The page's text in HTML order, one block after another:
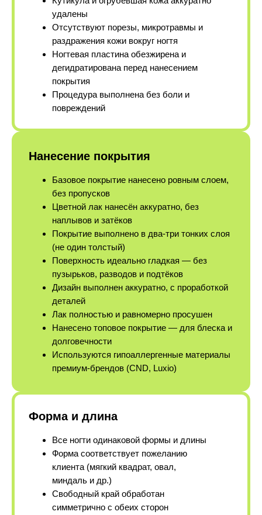
удалены
Отсутствуют порезы, микротравмы и
раздражения кожи вокруг ногтя
Ногтевая пластина обезжирена и
дегидратирована перед нанесением
покрытия
Процедура выполнена без боли и
повреждений
Нанесение покрытия
Базовое покрытие нанесено ровным слоем,
без пропусков
Цветной лак нанесён аккуратно, без
наплывов и затёков
Покрытие выполнено в два-три тонких слоя
(не один толстый)
Поверхность идеально гладкая — без
пузырьков, разводов и подтёков
Дизайн выполнен аккуратно, с проработкой
деталей
Лак полностью и равномерно просушен
Нанесено топовое покрытие — для блеска и
долговечности
Используются гипоаллергенные материалы
премиум-брендов (CND, Luxio)
Форма и длина
Все ногти одинаковой формы и длины
Форма соответствует пожеланию
клиента (мягкий квадрат, овал,
миндаль и др.)
Свободный край обработан
симметрично с обеих сторон